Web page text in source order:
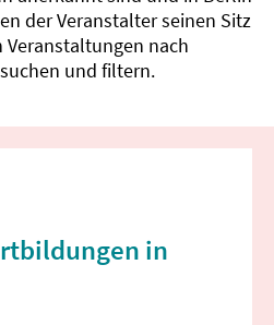
der Veranstalter seinen Sitz
nach
und filtern.
in